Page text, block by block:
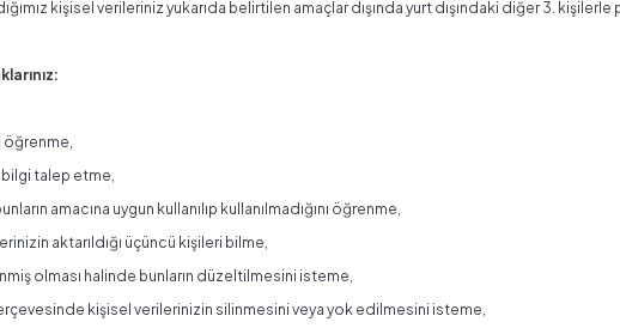
kişisel verileriniz yukarıda belirtilen amaçlar dışında yurt dışındaki diğer 3. kişilerle
talep etme,
amacına uygun kullanılıp kullanılmadığını öğrenme,
aktarıldığı üçüncü kişileri bilme,
olması halinde bunların düzeltilmesini isteme,
kişisel verilerinizin silinmesini veya yok edilmesini isteme,